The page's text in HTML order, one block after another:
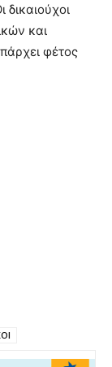
και
φέτος